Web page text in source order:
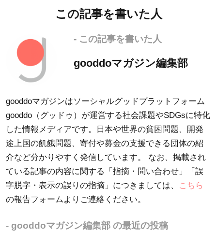
この記事を書いた人
- この記事を書いた人
gooddoマガジン編集部
gooddoマガジンはソーシャルグッドプラットフォーム
gooddo（グッドゥ）が運営する社会課題やSDGsに特化
した情報メディアです。日本や世界の貧困問題、開発
途上国の飢餓問題、寄付や募金の支援できる団体の紹
介など分かりやすく発信しています。 なお、掲載され
ている記事の内容に関する「指摘・問い合わせ」「誤
字脱字・表示の誤りの指摘」につきましては、
こちら
の報告フォームよりご連絡ください。
- gooddoマガジン編集部 の最近の投稿